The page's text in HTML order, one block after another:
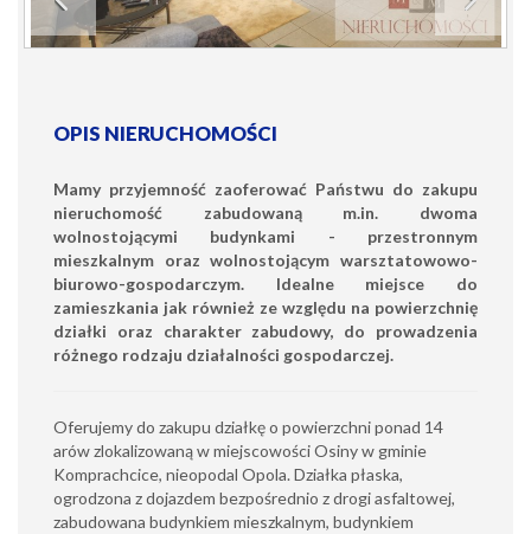
OPIS NIERUCHOMOŚCI
Mamy przyjemność zaoferować Państwu do zakupu
nieruchomość zabudowaną m.in. dwoma
wolnostojącymi budynkami - przestronnym
mieszkalnym oraz wolnostojącym warsztatowowo-
biurowo-gospodarczym. Idealne miejsce do
zamieszkania jak również ze względu na powierzchnię
działki oraz charakter zabudowy, do prowadzenia
różnego rodzaju działalności gospodarczej.
Oferujemy do zakupu działkę o powierzchni ponad 14
arów zlokalizowaną w miejscowości Osiny w gminie
Komprachcice, nieopodal Opola. Działka płaska,
ogrodzona z dojazdem bezpośrednio z drogi asfaltowej,
zabudowana budynkiem mieszkalnym, budynkiem